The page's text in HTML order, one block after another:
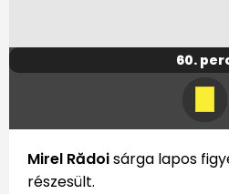
60.
Mirel Rădoisárga lapos
részesült.